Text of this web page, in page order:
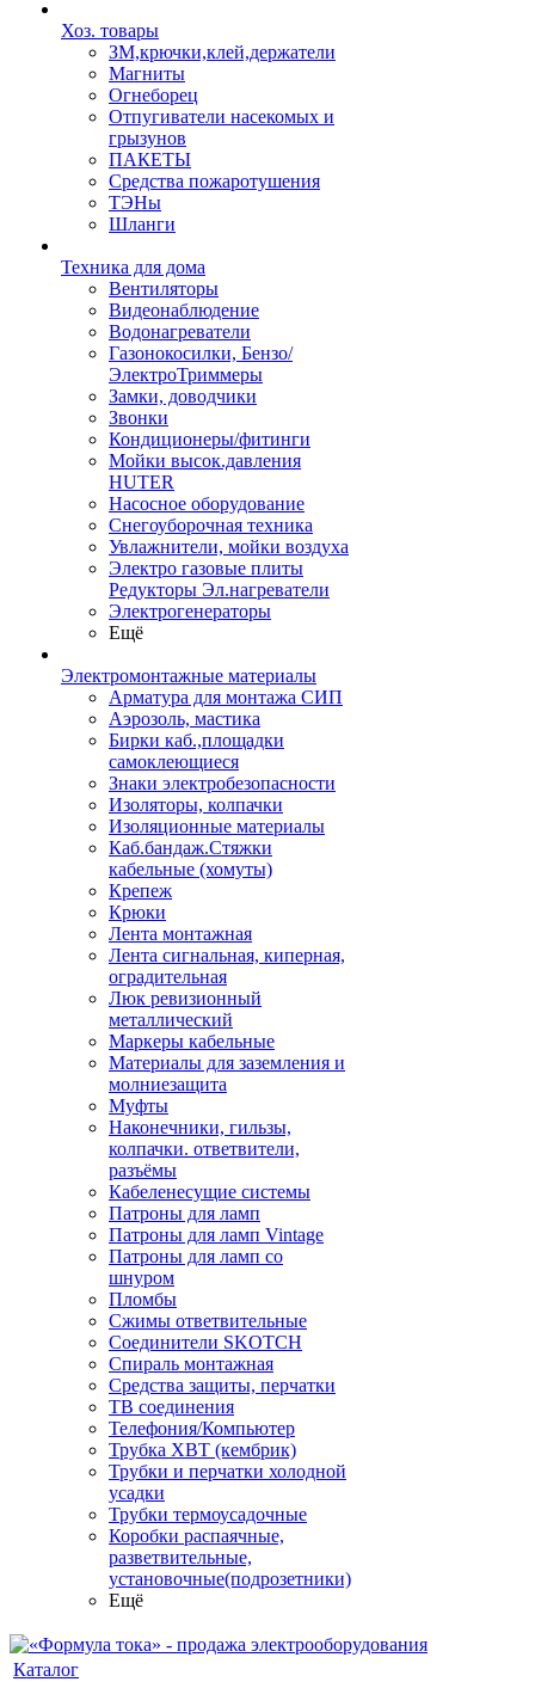
Хоз. товары
ЗМ,крючки,клей,держатели
Магниты
Огнеборец
Отпугиватели насекомых и
грызунов
ПАКЕТЫ
Средства пожаротушения
ТЭНы
Шланги
Техника для дома
Вентиляторы
Видеонаблюдение
Водонагреватели
Газонокосилки, Бензо/
ЭлектроТриммеры
Замки, доводчики
Звонки
Кондиционеры/фитинги
Мойки высок.давления
HUTER
Насосное оборудование
Снегоуборочная техника
Увлажнители, мойки воздуха
Электро газовые плиты
Редукторы Эл.нагреватели
Электрогенераторы
Ещё
Электромонтажные материалы
Арматура для монтажа СИП
Аэрозоль, мастика
Бирки каб.,площадки
самоклеющиеся
Знаки электробезопасности
Изоляторы, колпачки
Изоляционные материалы
Каб.бандаж.Стяжки
кабельные (хомуты)
Крепеж
Крюки
Лента монтажная
Лента сигнальная, киперная,
оградительная
Люк ревизионный
металлический
Маркеры кабельные
Материалы для заземления и
молниезащита
Муфты
Наконечники, гильзы,
колпачки. ответвители,
разъёмы
Кабеленесущие системы
Патроны для ламп
Патроны для ламп Vintage
Патроны для ламп со
шнуром
Пломбы
Сжимы ответвительные
Соединители SKOTCH
Спираль монтажная
Средства защиты, перчатки
ТВ соединения
Телефония/Компьютер
Трубка ХВТ (кембрик)
Трубки и перчатки холодной
усадки
Трубки термоусадочные
Коробки распаячные,
разветвительные,
установочные(подрозетники)
Ещё
Каталог